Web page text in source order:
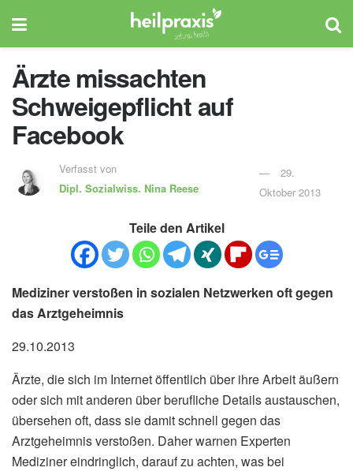
Ärzte missachten
Schweigepflicht auf
Facebook
Verfasst von
Dipl. Sozialwiss. Nina Reese
29.
Oktober 2013
Teile den Artikel
Mediziner verstoßen in sozialen Netzwerken oft gegen
das Arztgeheimnis
29.10.2013
Ärzte, die sich im Internet öffentlich über ihre Arbeit äußern
oder sich mit anderen über berufliche Details austauschen,
übersehen oft, dass sie damit schnell gegen das
Arztgeheimnis verstoßen. Daher warnen Experten
Mediziner eindringlich, darauf zu achten, was bei